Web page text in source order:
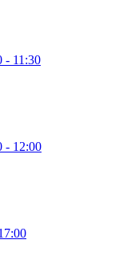
- 11:30
- 12:00